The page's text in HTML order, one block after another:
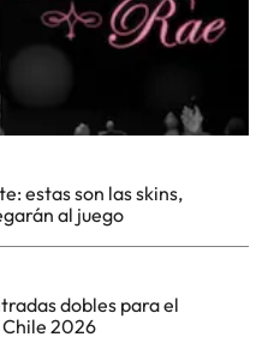
estas son las skins,
al juego
dobles para el
2026